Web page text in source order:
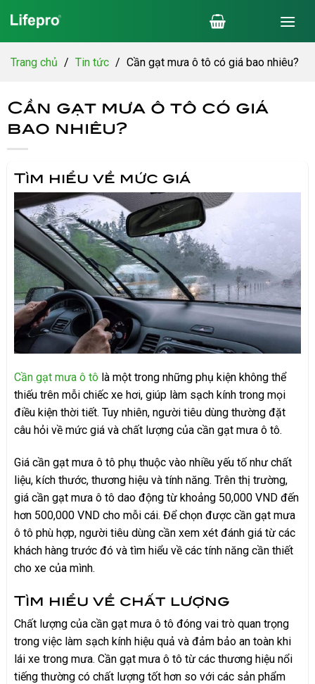
đến
nội
dungTrang chủ / Tin tức / Cần gạt mưa ô tô có giá bao nhiêu?
Cần gạt mưa ô tô có giá
bao nhiêu?
Tìm hiểu về mức giá
Cần gạt mưa ô tôlà một trong những phụ kiện không thể
thiếu trên mỗi chiếc xe hơi, giúp làm sạch kính trong mọi
điều kiện thời tiết. Tuy nhiên, người tiêu dùng thường đặt
câu hỏi về mức giá và chất lượng của cần gạt mưa ô tô.
Giá cần gạt mưa ô tô phụ thuộc vào nhiều yếu tố như chất
liệu, kích thước, thương hiệu và tính năng. Trên thị trường,
giá cần gạt mưa ô tô dao động từ khoảng 50,000 VND đến
hơn 500,000 VND cho mỗi cái. Để chọn được cần gạt mưa
ô tô phù hợp, người tiêu dùng cần xem xét đánh giá từ các
khách hàng trước đó và tìm hiểu về các tính năng cần thiết
cho xe của mình.
Tìm hiểu về chất lượng
Chất lượng của cần gạt mưa ô tô đóng vai trò quan trọng
trong việc làm sạch kính hiệu quả và đảm bảo an toàn khi
lái xe trong mưa. Cần gạt mưa ô tô từ các thương hiệu nổi
tiếng thường có chất lượng tốt hơn so với các sản phẩm